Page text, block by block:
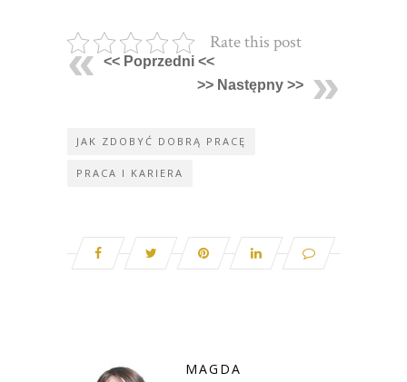
Rate this post
<< Poprzedni <<
>> Następny >>
JAK ZDOBYĆ DOBRĄ PRACĘ
PRACA I KARIERA
MAGDA